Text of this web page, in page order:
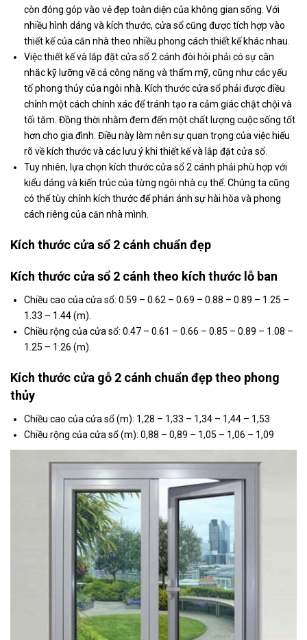
còn đóng góp vào vẻ đẹp toàn diện của không gian sống. Với
nhiều hình dáng và kích thước, cửa sổ cũng được tích hợp vào
thiết kế của căn nhà theo nhiều phong cách thiết kế khác nhau.
Việc thiết kế và lắp đặt cửa sổ 2 cánh đòi hỏi phải có sự cân
nhắc kỹ lưỡng về cả công năng và thẩm mỹ, cũng như các yếu
tố phong thủy của ngôi nhà. Kích thước cửa sổ phải được điều
chỉnh một cách chính xác để tránh tạo ra cảm giác chật chội và
tối tăm. Đồng thời nhằm đem đến một chất lượng cuộc sống tốt
hơn cho gia đình. Điều này làm nên sự quan trọng của việc hiểu
rõ về kích thước và các lưu ý khi thiết kế và lắp đặt cửa sổ.
Tuy nhiên, lựa chọn kích thước cửa sổ 2 cánh phải phù hợp với
kiểu dáng và kiến trúc của từng ngôi nhà cụ thể. Chúng ta cũng
có thể tùy chỉnh kích thước để phản ánh sự hài hòa và phong
cách riêng của căn nhà mình.
Kích thước cửa sổ 2 cánh chuẩn đẹp
Kích thước cửa sổ 2 cánh theo kích thước lỗ ban
Chiều cao của cửa sổ: 0.59 – 0.62 – 0.69 – 0.88 – 0.89 – 1.25 –
1.33 – 1.44 (m).
Chiều rộng của cửa sổ: 0.47 – 0.61 – 0.66 – 0.85 – 0.89 – 1.08 –
1.25 – 1.26 (m).
Kích thước cửa gỗ 2 cánh chuẩn đẹp theo phong
thủy
Chiều cao của cửa sổ (m): 1,28 – 1,33 – 1,34 – 1,44 – 1,53
Chiều rộng của cửa sổ (m): 0,88 – 0,89 – 1,05 – 1,06 – 1,09